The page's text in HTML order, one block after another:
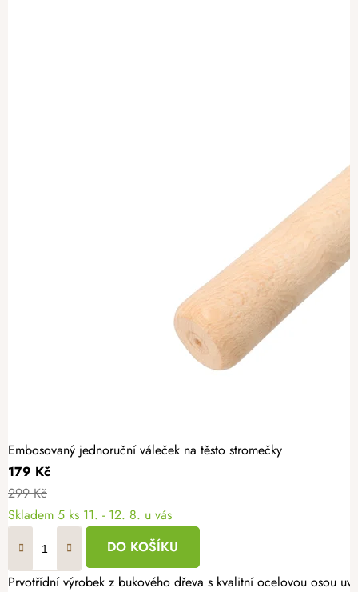
Embosovaný jednoruční váleček na těsto stromečky
179 Kč
299 Kč
Skladem 5 ks 11. - 12. 8. u vás
DO KOŠÍKU
Prvotřídní výrobek z bukového dřeva s kvalitní ocelovou osou